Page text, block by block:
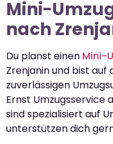
Mini-
nach
Du planst einen Mini-
Zrenjanin und bist auf
zuverlässigen
Ernst Umzugsservice
sind spezialisiert auf
unterstützen dich